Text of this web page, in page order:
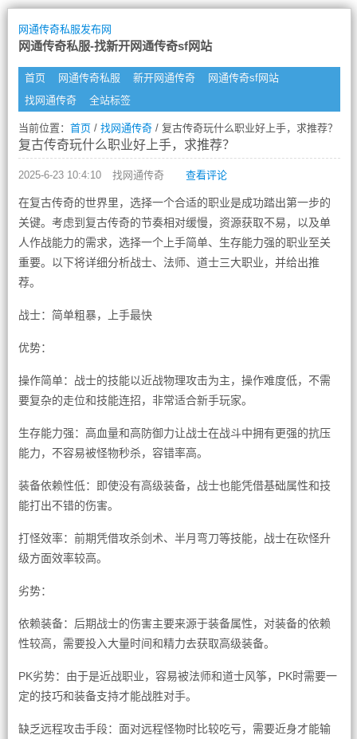
网通传奇私服发布网
网通传奇私服-找新开网通传奇sf网站
首页 网通传奇私服 新开网通传奇
网通传奇sf网站
找网通传奇
全站标签
当前位置： 首页/ 找网通传奇/ 复古传奇玩什么职业好上手，求推荐？
复古传奇玩什么职业好上手，求推荐？
2025-6-23 10:4:10 找网通传奇 查看评论
在复古传奇的世界里，选择一个合适的职业是成功踏出第一步的
关键。考虑到复古传奇的节奏相对缓慢，资源获取不易，以及单
人作战能力的需求，选择一个上手简单、生存能力强的职业至关
重要。以下将详细分析战士、法师、道士三大职业，并给出推
荐。
战士：简单粗暴，上手最快
优势：
操作简单：战士的技能以近战物理攻击为主，操作难度低，不需
要复杂的走位和技能连招，非常适合新手玩家。
生存能力强：高血量和高防御力让战士在战斗中拥有更强的抗压
能力，不容易被怪物秒杀，容错率高。
装备依赖性低：即使没有高级装备，战士也能凭借基础属性和技
能打出不错的伤害。
打怪效率：前期凭借攻杀剑术、半月弯刀等技能，战士在砍怪升
级方面效率较高。
劣势：
依赖装备：后期战士的伤害主要来源于装备属性，对装备的依赖
性较高，需要投入大量时间和精力去获取高级装备。
PK劣势：由于是近战职业，容易被法师和道士风筝，PK时需要一
定的技巧和装备支持才能战胜对手。
缺乏远程攻击手段：面对远程怪物时比较吃亏，需要近身才能输